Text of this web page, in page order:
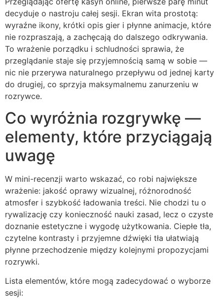
decyduje o nastroju całej sesji. Ekran wita prostotą:
wyraźne ikony, krótki opis gier i płynne animacje, które
nie rozpraszają, a zachęcają do dalszego odkrywania.
To wrażenie porządku i schludności sprawia, że
przeglądanie staje się przyjemnością samą w sobie —
nic nie przerywa naturalnego przepływu od jednej karty
do drugiej, co sprzyja maksymalnemu zanurzeniu w
rozrywce.
Co wyróżnia rozgrywkę —
elementy, które przyciągają
uwagę
W mini-recenzji warto wskazać, co robi największe
wrażenie: jakość oprawy wizualnej, różnorodność
atmosfer i szybkość ładowania treści. Nie chodzi tu o
rywalizację czy konieczność nauki zasad, lecz o czyste
doznanie estetyczne i wygodę użytkowania. Ciepłe tła,
czytelne kontrasty i przyjemne dźwięki tła ułatwiają
płynne przechodzenie między kolejnymi propozycjami
rozrywki.
Lista elementów, które mogą zadecydować o wyborze
sesji: